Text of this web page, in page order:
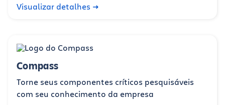
Visualizar detalhes
Compass
Torne seus componentes críticos pesquisáveis
com seu conhecimento da empresa